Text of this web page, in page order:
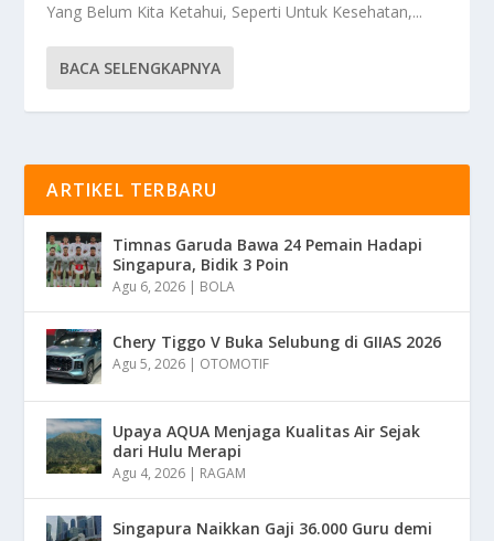
Yang Belum Kita Ketahui, Seperti Untuk Kesehatan,...
BACA SELENGKAPNYA
ARTIKEL TERBARU
Timnas Garuda Bawa 24 Pemain Hadapi
Singapura, Bidik 3 Poin
Agu 6, 2026 | BOLA
Chery Tiggo V Buka Selubung di GIIAS 2026
Agu 5, 2026 | OTOMOTIF
Upaya AQUA Menjaga Kualitas Air Sejak
dari Hulu Merapi
Agu 4, 2026 | RAGAM
Singapura Naikkan Gaji 36.000 Guru demi